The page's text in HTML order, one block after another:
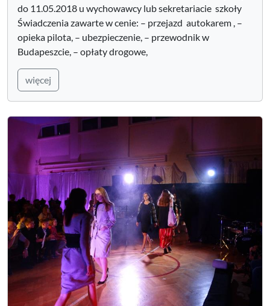
do 11.05.2018 u wychowawcy lub sekretariacie szkoły
Świadczenia zawarte w cenie: – przejazd autokarem , –
opieka pilota, – ubezpieczenie, – przewodnik w
Budapeszcie, – opłaty drogowe,
więcej